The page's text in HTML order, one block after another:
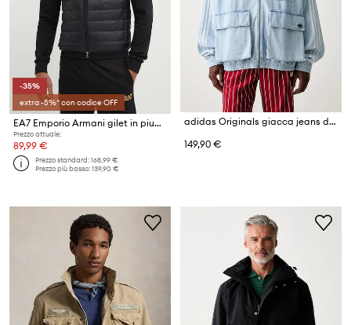
-35%
extra -5%* con codice OFF
EA7 Emporio Armani gilet in piuma
Prezzo attuale:
89,99 €
Prezzo standard:168,99 €
Prezzo più basso:139,90 €
adidas Originals giacca jeans da uomo in cotone
149,90 €